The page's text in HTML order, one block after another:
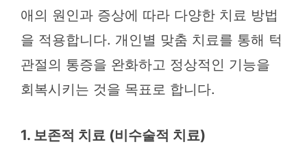
애의 원인과 증상에 따라 다양한 치료 방법
을 적용합니다. 개인별 맞춤 치료를 통해 턱
관절의 통증을 완화하고 정상적인 기능을
회복시키는 것을 목표로 합니다.
1. 보존적 치료 (비수술적 치료)